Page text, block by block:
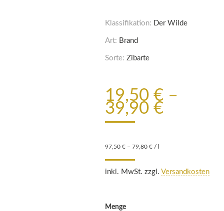
Klassifikation: Der Wilde
Art: Brand
Sorte:Zibarte
19,50€ –
39,90€
97,50€ –79,80€ /
inkl. MwSt. zzgl.Versandkosten
Menge